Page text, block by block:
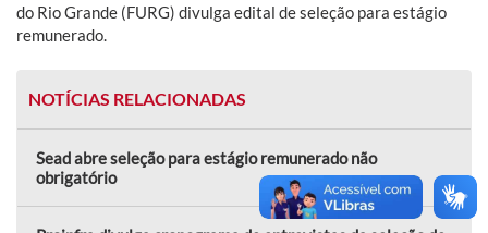
do Rio Grande (FURG) divulga edital de seleção para estágio
remunerado.
NOTÍCIAS RELACIONADAS
Sead abre seleção para estágio remunerado não
obrigatório